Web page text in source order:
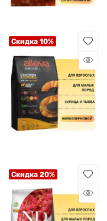
Скидка 10%
Скидка 20%